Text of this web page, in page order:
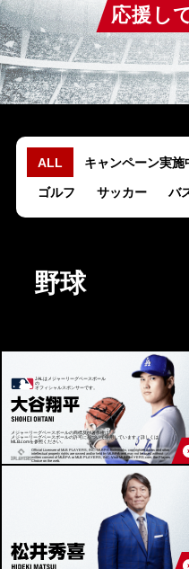
応援し
ALL キャンペーン実施
ゴルフ サッカー バ
野球
JALはメジャーリーグベースボール
の
オフィシャルスポンサーです。
メジャーリーグベースボールの商標及び著作権は、
メジャーリーグベースボールの許可に基づいて使用しています。詳しくは
MLB.comを参照ください。
Official Licensee of MLB PLAYERS, INC. MLBPA trademarks, copyrighted works and other
intellectual property rights are owned and/or held by MLBPA and may not be used without
written consent of MLBPA or MLB PLAYERS, INC. Visit MLBPLAYERS.com, the Players
Choice on the web.